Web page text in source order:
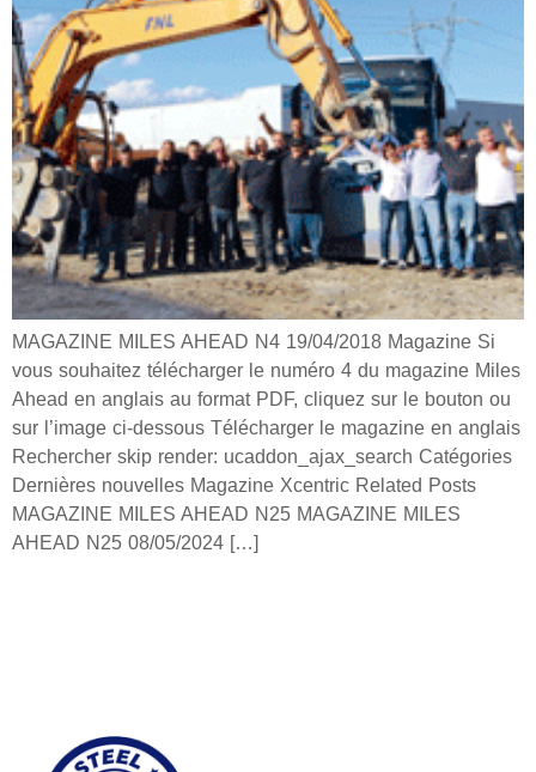
MAGAZINE MILES AHEAD N4 19/04/2018 Magazine Si
vous souhaitez télécharger le numéro 4 du magazine Miles
Ahead en anglais au format PDF, cliquez sur le bouton ou
sur l’image ci-dessous Télécharger le magazine en anglais
Rechercher skip render: ucaddon_ajax_search Catégories
Dernières nouvelles Magazine Xcentric Related Posts
MAGAZINE MILES AHEAD N25 MAGAZINE MILES
AHEAD N25 08/05/2024 […]